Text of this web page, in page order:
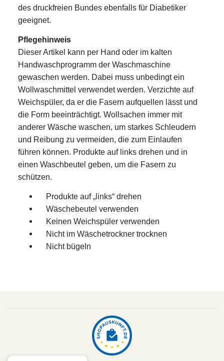
des druckfreien Bundes ebenfalls für Diabetiker
geeignet.
Pflegehinweis
Dieser Artikel kann per Hand oder im kalten
Handwaschprogramm der Waschmaschine
gewaschen werden. Dabei muss unbedingt ein
Wollwaschmittel verwendet werden. Verzichte auf
Weichspüler, da er die Fasern aufquellen lässt und
die Form beeinträchtigt. Wollsachen immer mit
anderer Wäsche waschen, um starkes Schleudern
und Reibung zu vermeiden, die zum Einlaufen
führen können. Produkte auf links drehen und in
einen Waschbeutel geben, um die Fasern zu
schützen.
Produkte auf „links“ drehen
Wäschebeutel verwenden
Keinen Weichspüler verwenden
Nicht im Wäschetrockner trocknen
Nicht bügeln